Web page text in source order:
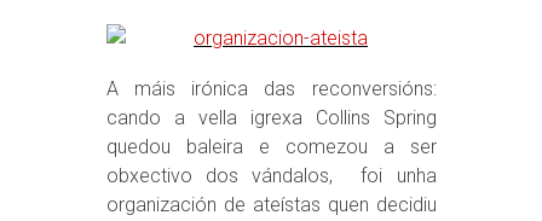
A máis irónica das reconversións:
cando a vella igrexa Collins Spring
quedou baleira e comezou a ser
obxectivo dos vándalos, foi unha
organización de ateístas quen decidiu